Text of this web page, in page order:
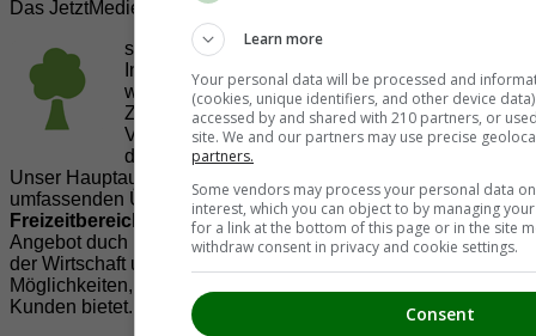
Das JetztMedien.com Medien Netzwerk
suedsteiermark.at ist eine von vielen
Internetadressen der JetztMedien.com Medien
welche es sich zur Aufgabe gemacht hat, in
Zusammenarbeit mit regionalen Firmen,
Vereinen und Institutionen dieVielfälltigkeit
der Region Südsteiermark zu präsentieren.
Unser Hauptaugenmerk liegt dabei, der Bevölkerung einen
umfassenden Überblick der Möglichkeiten im
Freizeitbereich
zu vermittelt. Abgerundet wird dieses
Angebot duch Informationen zur regionalen Gastronomie,
der Wirtschaft und der Präsentation der zahlreichen
Möglichkeiten, welche die
Kunden bietet.
Learn more
Your personal data will be processed and
(cookies, unique identifiers, and other device
accessed by and shared with 210 partners, or
site. We and our partners may use precise
partners.
Some vendors may process your personal data
interest, which you can object to by managing
for a link at the bottom of this page or in the site
withdraw consent in privacy and cookie settings.
Consent